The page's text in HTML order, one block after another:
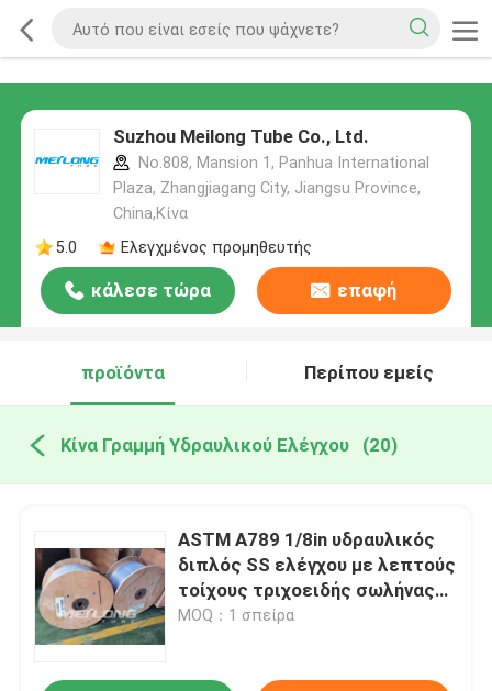
Suzhou Meilong Tube Co., Ltd.
No.808, Mansion 1, Panhua International
Plaza, Zhangjiagang City, Jiangsu Province,
China,Κίνα
5.0
Ελεγχμένος προμηθευτής
κάλεσε τώρα επαφή
προϊόντα Περίπου εμείς
Κίνα Γραμμή Υδραυλικού Ελέγχου (20)
ASTM A789 1/8in υδραυλικός
διπλός SS ελέγχου με λεπτούς
τοίχους τριχοειδής σωλήνας
γραμμών
MOQ：1 σπείρα